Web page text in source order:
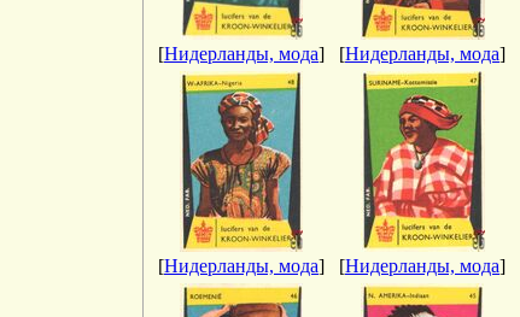
[Нидерланды, мода] [Нидерланды, мода]
[Нидерланды, мода] [Нидерланды, мода]